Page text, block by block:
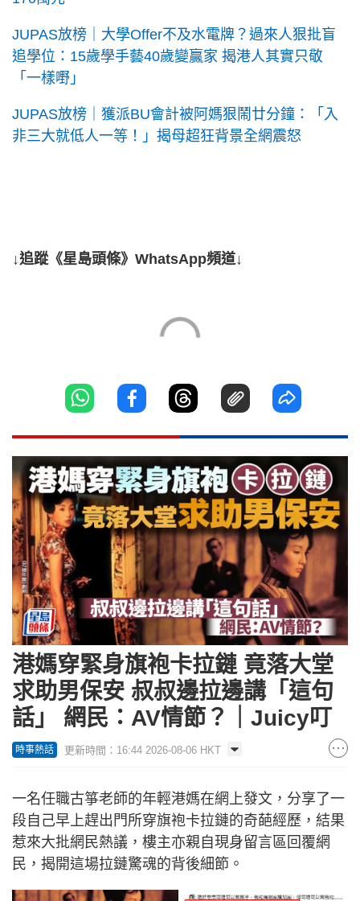
JUPAS放榜｜大學Offer不及水電牌？過來人狠批盲
追學位：15歲學手藝40歲變贏家 揭港人其實只敬
「一樣嘢」
JUPAS放榜｜獲派BU會計被阿媽狠鬧廿分鐘：「入
非三大就低人一等！」揭母超狂背景全網震怒
↓追蹤《星島頭條》WhatsApp頻道↓
港媽穿緊身旗袍卡拉鏈 竟落大堂
求助男保安 叔叔邊拉邊講「這句
話」 網民：AV情節？｜Juicy叮
時事熱話 更新時間：16:44 2026-08-06 HKT
一名任職古箏老師的年輕港媽在網上發文，分享了一
段自己早上趕出門所穿旗袍卡拉鏈的奇葩經歷，結果
惹來大批網民熱議，樓主亦親自現身留言區回覆網
民，揭開這場拉鏈驚魂的背後細節。